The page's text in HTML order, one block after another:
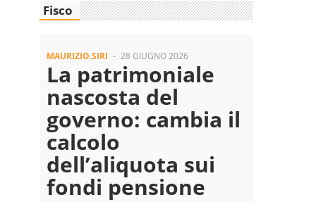
Fisco
MAURIZIO.SIRI - 28 GIUGNO 2026
La patrimoniale
nascosta del
governo: cambia il
calcolo
dell’aliquota sui
fondi pensione